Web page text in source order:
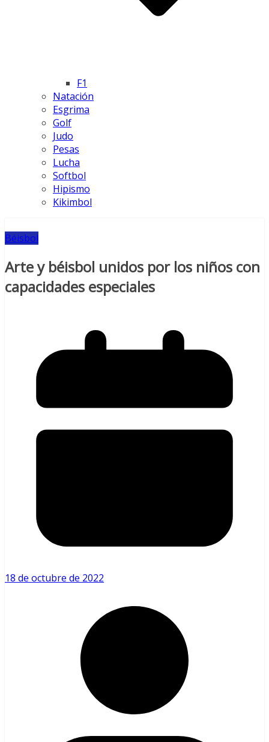
F1
Natación
Esgrima
Golf
Judo
Pesas
Lucha
Softbol
Hipismo
Kikimbol
Béisbol
Arte y béisbol unidos por los niños con
capacidades especiales
18 de octubre de 2022